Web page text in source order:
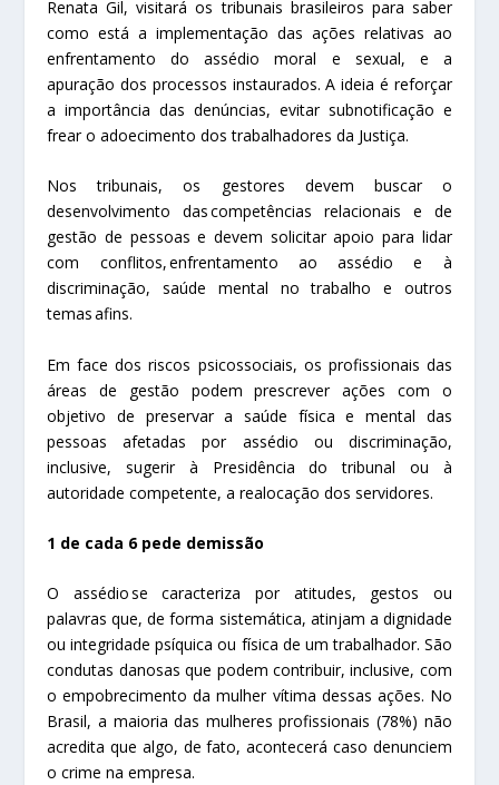
Renata Gil, visitará os tribunais brasileiros para saber
como está a implementação das ações relativas ao
enfrentamento do assédio moral e sexual, e a
apuração dos processos instaurados. A ideia é reforçar
a importância das denúncias, evitar subnotificação e
frear o adoecimento dos trabalhadores da Justiça.
Nos tribunais, os gestores devem buscar o
desenvolvimento das competências relacionais e de
gestão de pessoas e devem solicitar apoio para lidar
com conflitos, enfrentamento ao assédio e à
discriminação, saúde mental no trabalho e outros
temas afins.
Em face dos riscos psicossociais, os profissionais das
áreas de gestão podem prescrever ações com o
objetivo de preservar a saúde física e mental das
pessoas afetadas por assédio ou discriminação,
inclusive, sugerir à Presidência do tribunal ou à
autoridade competente, a realocação dos servidores.
1 de cada 6 pede demissão
O assédio se caracteriza por atitudes, gestos ou
palavras que, de forma sistemática, atinjam a dignidade
ou integridade psíquica ou física de um trabalhador. São
condutas danosas que podem contribuir, inclusive, com
o empobrecimento da mulher vítima dessas ações. No
Brasil, a maioria das mulheres profissionais (78%) não
acredita que algo, de fato, acontecerá caso denunciem
o crime na empresa.